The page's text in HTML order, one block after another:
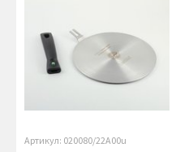
Артикул: 020080/22A00u